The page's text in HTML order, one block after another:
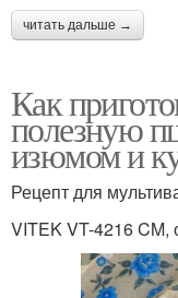
читать дальше →
Как
полезную
изюмом и
Рецепт для
VITEK VT-4216